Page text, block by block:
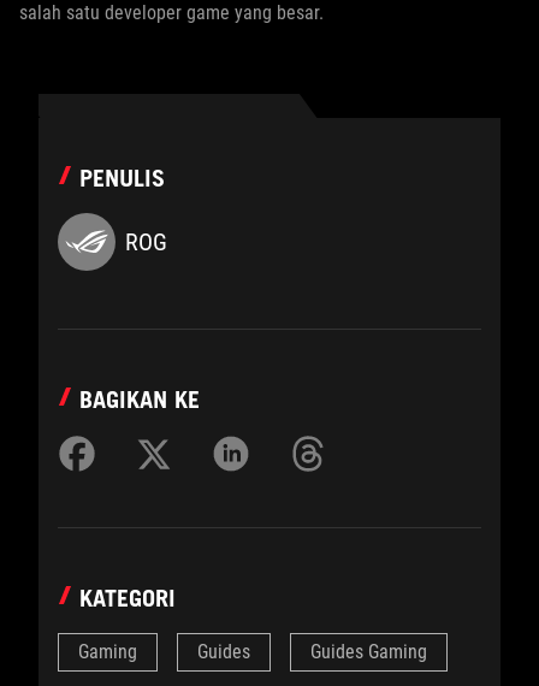
salah satu developer game yang besar.
PENULIS
ROG
BAGIKAN KE
KATEGORI
Gaming Guides Guides Gaming